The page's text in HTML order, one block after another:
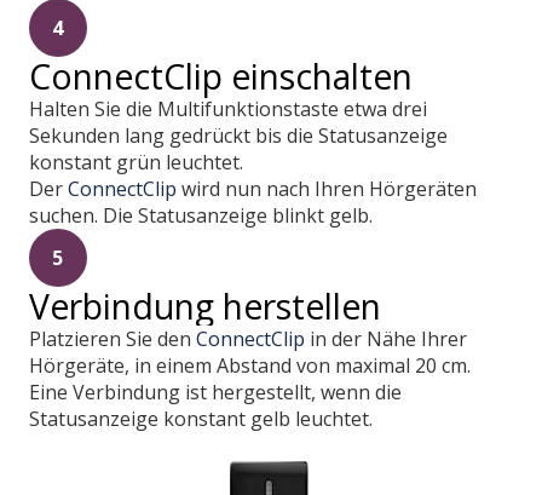
4
ConnectClip einschalten
Halten Sie die Multifunktionstaste etwa drei
Sekunden lang gedrückt bis die Statusanzeige
konstant grün leuchtet.
DerConnectClip wird nun nach Ihren Hörgeräten
suchen. Die Statusanzeige blinkt gelb.
5
Verbindung herstellen
Platzieren Sie den ConnectClip in der Nähe Ihrer
Hörgeräte, in einem Abstand von maximal 20 cm.
Eine Verbindung ist hergestellt, wenn die
Statusanzeige konstant gelb leuchtet.